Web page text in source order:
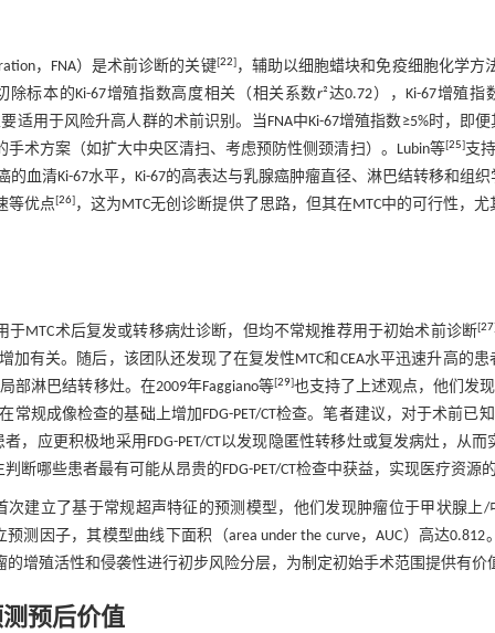
，FNA）是术前诊断的关键[22]，辅助以细胞蜡块和免疫细胞化学方
除标本的Ki-67增殖指数高度相关（相关系数r²达0.72），Ki-67增殖
适用于风险升高人群的术前识别。当FNA中Ki-67增殖指数≥5%时，即
手术方案（如扩大中央区清扫、考虑预防性侧颈清扫）。Lubin等[25]支
的血清Ki-67水平，Ki-67的高表达与乳腺癌肿瘤直径、淋巴结转移和组
等优点[26]，这为MTC无创诊断提供了思路，但其在MTC中的可行性，
于MTC术后复发或转移病灶诊断，但均不常规推荐用于初始术前诊断[27]
增加有关。随后，该团队还发现了在复发性MTC和CEA水平迅速升高的
部淋巴结转移灶。在2009年Faggiano等[29]也支持了上述观点，他们发
常规成像检查的基础上增加FDG-PET/CT检查。笔者建议，对于术前已
者，应更积极地采用FDG-PET/CT以发现隐匿性转移灶或复发病灶，从
断哪些患者最有可能从昂贵的FDG-PET/CT检查中获益，实现医疗资源
次建立了基于常规超声特征的预测模型，他们发现肿瘤位于甲状腺上/
预测因子，其模型曲线下面积（area under the curve，AUC）高达
增殖活性和侵袭性进行初步风险分层，为制定初始手术范围提供有价
测预后价值